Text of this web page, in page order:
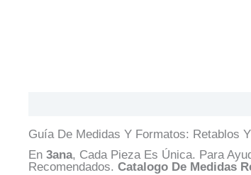
Guía De Medidas Y Formatos: Retablos
En 3ana, Cada Pieza Es Única. Para
Recomendados. Catalogo De Medidas